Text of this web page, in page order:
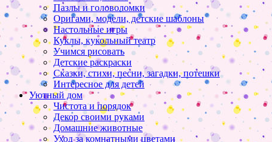
Пазлы и головоломки
Оригами, модели, детские шаблоны
Настольные игры
Куклы, кукольный театр
Учимся рисовать
Детские раскраски
Сказки, стихи, песни, загадки, потешки
Интересное для детей
Уютный дом
Чистота и порядок
Декор своими руками
Домашние животные
Уход за комнатными цветами